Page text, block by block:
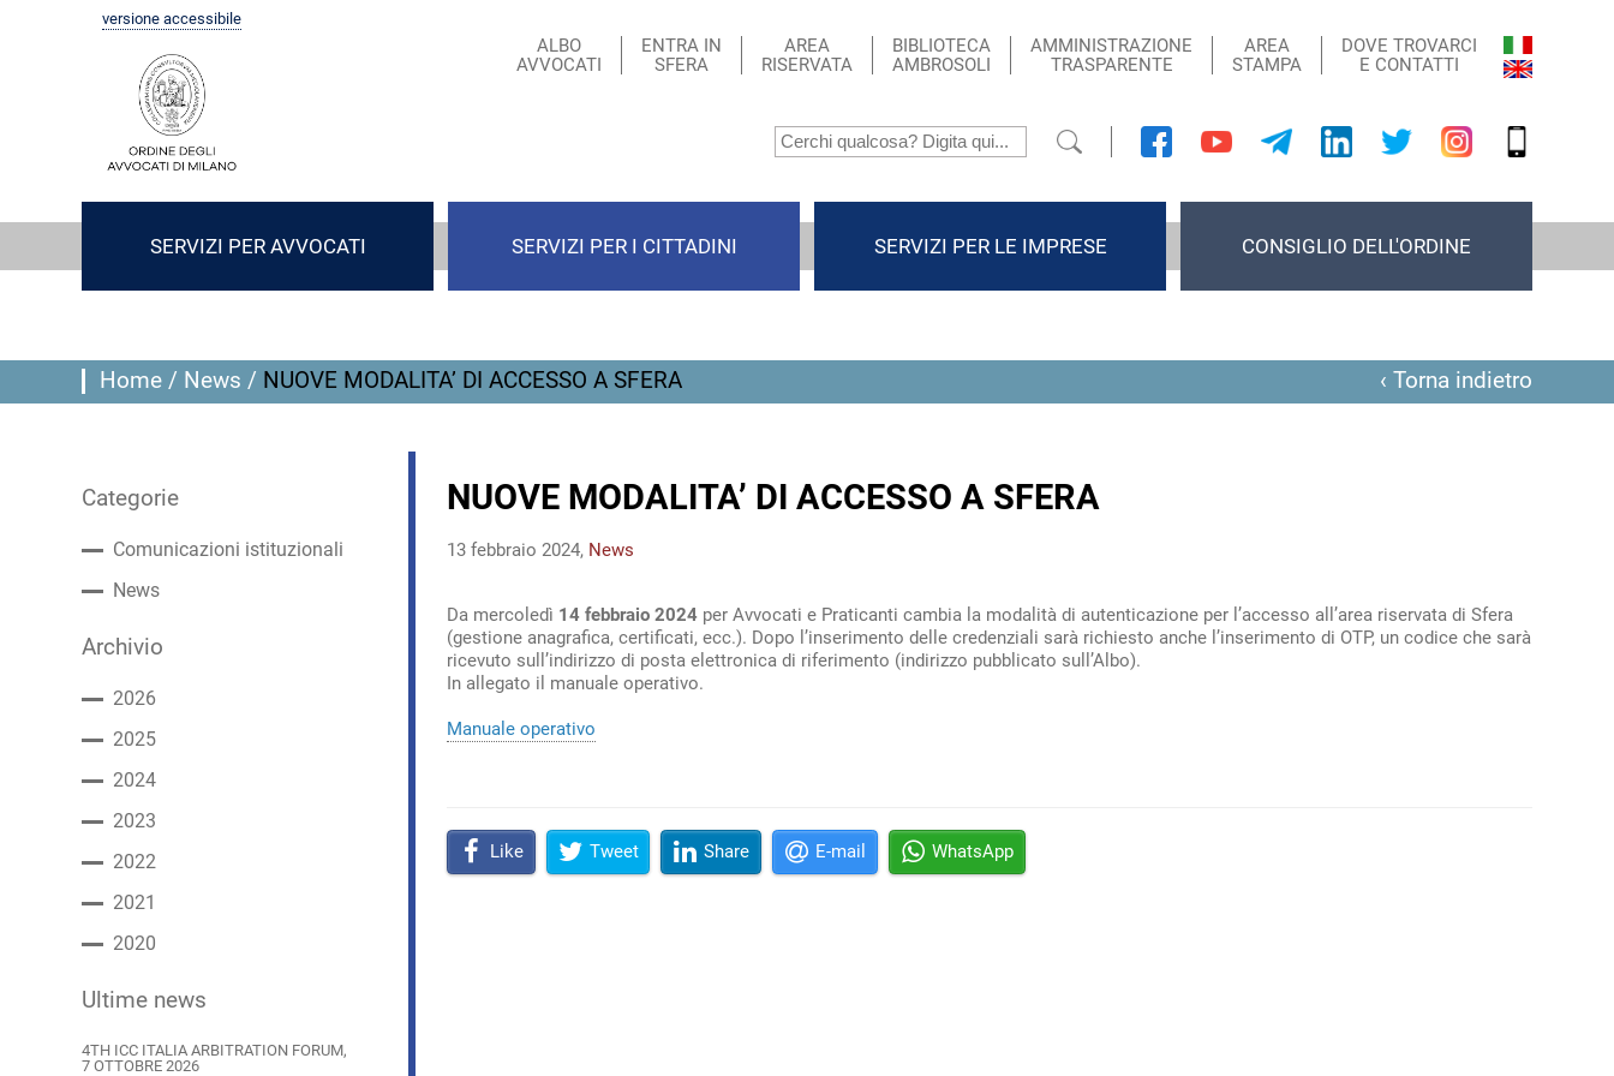
versione accessibile
ALBO
AVVOCATI
ENTRA IN
SFERA
AREA
RISERVATA
BIBLIOTECA
AMBROSOLI
AMMINISTRAZIONE
TRASPARENTE
AREA
STAMPA
DOVE TROVARCI
E CONTATTI
SERVIZI PER AVVOCATI SERVIZI PER I CITTADINI SERVIZI PER LE IMPRESE CONSIGLIO DELL'ORDINE
Home / News / NUOVE MODALITA’ DI ACCESSO A SFERA ‹ Torna indietro
NUOVE MODALITA’ DI ACCESSO A SFERA
13 febbraio 2024, News
Da mercoledì 14 febbraio 2024per Avvocati e Praticanti cambia la modalità di autenticazione per l’accesso all’area riservata di Sfera
(gestione anagrafica, certificati, ecc.). Dopo l’inserimento delle credenziali sarà richiesto anche l’inserimento di OTP, un codice che sarà
ricevuto sull’indirizzo di posta elettronica di riferimento (indirizzo pubblicato sull’Albo).
In allegato il manuale operativo.
Manuale operativo
Like Tweet Share E-mail WhatsApp
Categorie
Comunicazioni istituzionali
News
Archivio
2026
2025
2024
2023
2022
2021
2020
Ultime news
4TH ICC ITALIA ARBITRATION FORUM,
7 OTTOBRE 2026